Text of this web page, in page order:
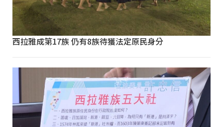
西拉雅成第17族 仍有8族待獲法定原民身分